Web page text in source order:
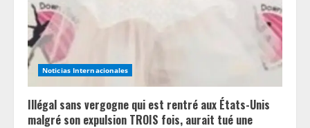
d
i
n
g
Noticias Internacionales
Illégal sans vergogne qui est rentré aux États-Unis
malgré son expulsion TROIS fois, aurait tué une